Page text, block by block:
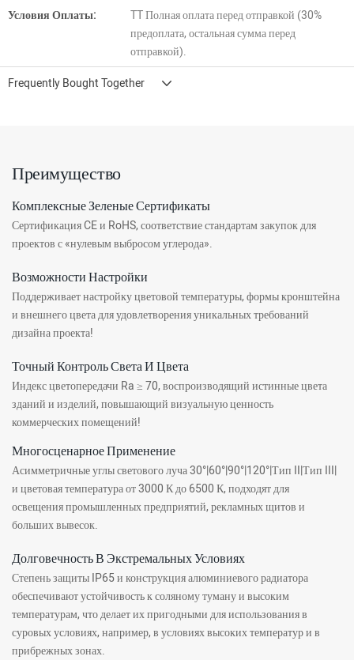
Условия Оплаты:
TT Полная оплата перед отправкой (30%
предоплата, остальная сумма перед
отправкой).
Frequently Bought Together
Преимущество
Комплексные Зеленые Сертификаты
Сертификация CE и RoHS, соответствие стандартам закупок для
проектов с «нулевым выбросом углерода».
Возможности Настройки
Поддерживает настройку цветовой температуры, формы кронштейна
и внешнего цвета для удовлетворения уникальных требований
дизайна проекта!
Точный Контроль Света И Цвета
Индекс цветопередачи Ra ≥ 70, воспроизводящий истинные цвета
зданий и изделий, повышающий визуальную ценность
коммерческих помещений!
Многосценарное Применение
Асимметричные углы светового луча 30°|60°|90°|120°|Тип II|Тип III|
и цветовая температура от 3000 К до 6500 К, подходят для
освещения промышленных предприятий, рекламных щитов и
больших вывесок.
Долговечность В Экстремальных Условиях
Степень защиты IP65 и конструкция алюминиевого радиатора
обеспечивают устойчивость к соляному туману и высоким
температурам, что делает их пригодными для использования в
суровых условиях, например, в условиях высоких температур и в
прибрежных зонах.